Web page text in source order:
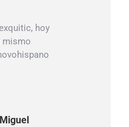
hoy
mismo